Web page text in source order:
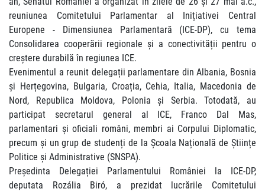
reuniunea Comitetului Parlamentar al Inițiativei Central
Europene - Dimensiunea Parlamentară (ICE-DP), cu tema
Consolidarea cooperării regionale și a conectivității pentru o
creștere durabilă în regiunea ICE.
Evenimentul a reunit delegații parlamentare din Albania, Bosnia
și Herțegovina, Bulgaria, Croația, Cehia, Italia, Macedonia de
Nord, Republica Moldova, Polonia și Serbia. Totodată, au
participat secretarul general al ICE, Franco Dal Mas,
parlamentari și oficiali români, membri ai Corpului Diplomatic,
precum și un grup de studenți de la Școala Națională de Științe
Politice și Administrative (SNSPA).
Președinta Delegației Parlamentului României la ICE-DP,
deputata Rozália Biró, a prezidat lucrările Comitetului